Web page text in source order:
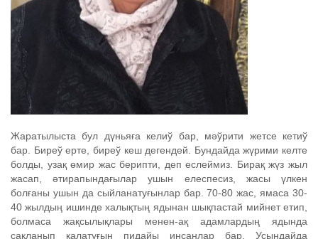
Жаратылыста бул дүньяға келиў бар, мәўрити жетсе кетиў
бар. Биреў ерте, биреў кеш дегендей. Бундайда жүрими келте
болды, узақ өмир жас берипти, деп еслеймиз. Бирақ жүз жыл
жасап, әтирапындағылар ушын елеспесиз, жасы үлкен
болғаны ушын да сыйланатуғынлар бар. 70-80 жас, ямаса 30-
40 жылдың ишинде халықтың ядынан шықпастай мийнет етип,
болмаса жақсылықлары менен-ақ адамлардың ядында
сақланып қалатуғын пидайы инсанлар бар. Усындайда